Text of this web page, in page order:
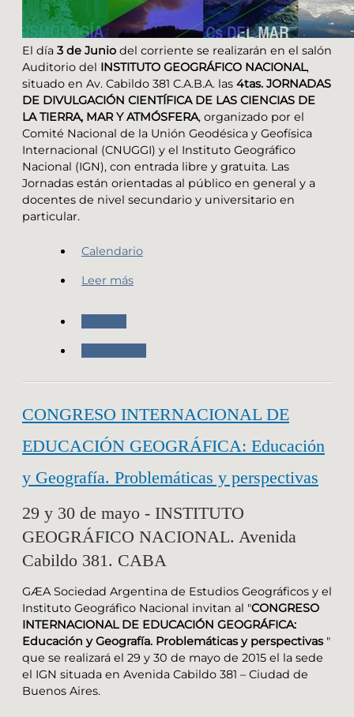
El día 3 de Junio del corriente se realizarán en el salón
Auditorio del INSTITUTO GEOGRÁFICO NACIONAL,
situado en Av. Cabildo 381 C.A.B.A. las 4tas. JORNADAS
DE DIVULGACIÓN CIENTÍFICA DE LAS CIENCIAS DE
LA TIERRA, MAR Y ATMÓSFERA, organizado por el
Comité Nacional de la Unión Geodésica y Geofísica
Internacional (CNUGGI) y el Instituto Geográfico
Nacional (IGN), con entrada libre y gratuita. Las
Jornadas están orientadas al público en general y a
docentes de nivel secundario y universitario en
particular.
Calendario
Leer más
CONGRESO INTERNACIONAL DE
EDUCACIÓN GEOGRÁFICA: Educación
y Geografía. Problemáticas y perspectivas
29 y 30 de mayo - INSTITUTO
GEOGRÁFICO NACIONAL. Avenida
Cabildo 381. CABA
GÆA Sociedad Argentina de Estudios Geográficos y el
Instituto Geográfico Nacional invitan al "CONGRESO
INTERNACIONAL DE EDUCACIÓN GEOGRÁFICA:
Educación y Geografía. Problemáticas y perspectivas "
que se realizará el 29 y 30 de mayo de 2015 el la sede
el IGN situada en Avenida Cabildo 381 – Ciudad de
Buenos Aires.